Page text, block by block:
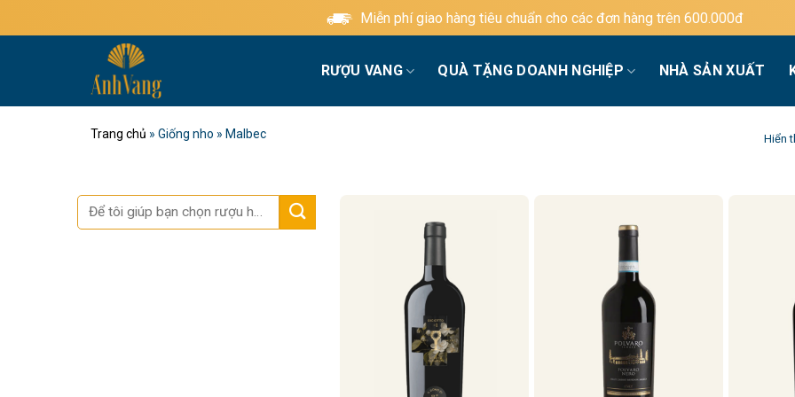
qua
Miễn phí giao hàng tiêu chuẩn cho các đơn hàng trên 600.000đ
RƯỢU VANG QUÀ TẶNG DOANH NGHIỆP NHÀ SẢN XUẤT
Trang chủ » Giống nho » Malbec Hiển
Tìm
kiếm: